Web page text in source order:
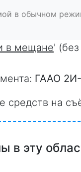
в обычном
в мещане'
ГААО 2И-
средств на
в эту